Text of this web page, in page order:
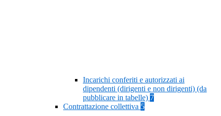
Incarichi conferiti e autorizzati ai
dipendenti (dirigenti e non dirigenti) (da
pubblicare in tabelle) 7
Contrattazione collettiva 5